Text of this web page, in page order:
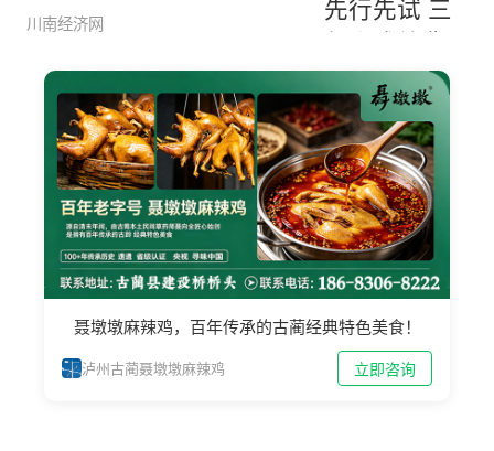
川南经济网
聂墩墩麻辣鸡，百年传承的古蔺经典特色美食！
泸州古蔺聂墩墩麻辣鸡 立即咨询